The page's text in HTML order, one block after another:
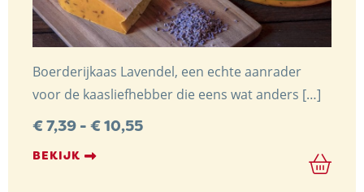
Boerderijkaas Lavendel, een echte aanrader
voor de kaasliefhebber die eens wat anders […]
€7,39 - €10,55Prijsklasse:
BEKIJK